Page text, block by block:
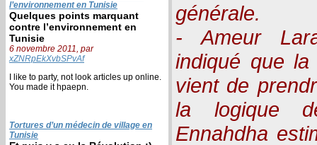
l’environnement en Tunisie
Quelques points marquant
contre l’environnement en
Tunisie
6 novembre 2011, par
xZNRpEkXvbSPvAf
I like to party, not look articles up online.
You made it hpaepn.
Tortures d’un médecin de village en
Tunisie
générale.
- Ameur
indiqué que
vient de
la logique
Ennahdha